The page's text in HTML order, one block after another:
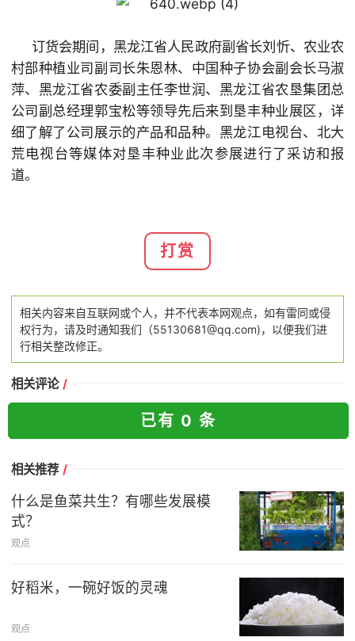
订货会期间，黑龙江省人民政府副省长刘忻、农业农
村部种植业司副司长朱恩林、中国种子协会副会长马淑
萍、黑龙江省农委副主任李世润、黑龙江省农垦集团总
公司副总经理郭宝松等领导先后来到垦丰种业展区，详
细了解了公司展示的产品和品种。黑龙江电视台、北大
荒电视台等媒体对垦丰种业此次参展进行了采访和报
道。
打赏
相关内容来自互联网或个人，并不代表本网观点，如有雷同或侵
权行为，请及时通知我们（55130681@qq.com)，以便我们进
行相关整改修正。
相关评论 /
已有 0 条
相关推荐 /
什么是鱼菜共生？有哪些发展模
式？
观点
好稻米，一碗好饭的灵魂
观点